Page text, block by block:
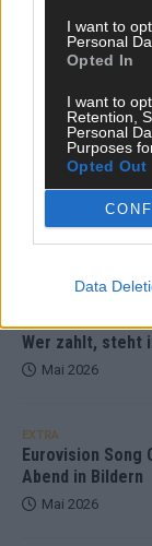
I want to
Personal
Opted In
I want to
Retention,
Personal
Purposes
Opted Out
Data
KOMMENTAR
JJ hat den
war solide,
Mai 2026
EXTRA
ESC-Halbfinale
sechs zittern,
Wer zahlt, steht
Mai 2026
EXTRA
Eurovision Song
Abend in Bildern
Mai 2026